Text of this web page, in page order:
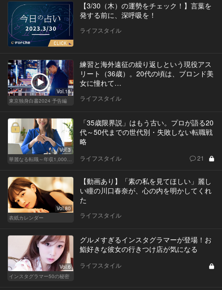
【3/30（木）の運勢をチェック！】言葉を
発する前に、深呼吸を！
ライフスタイル
Vol.15
東京独身白書2024 予告編
練習と海外遠征の繰り返しという現役アス
リート（36歳）。20代の頃は、ブロンド美
女に憧れて…
ライフスタイル
Vol.3
華麗なる転職～年収1,000万超の道～
「35歳限界説」はもう古い。プロが語る20
代～50代までの世代別・失敗しない転職戦
略
ライフスタイル 21
Vol.80
表紙カレンダー
【動画あり】「素の私を見てほしい」麗し
い瞳の川口春奈が、心の内を明かしてくれ
た
ライフスタイル
Vol.6
インスタグラマー50の秘密
グルメすぎるインスタグラマーが登場！お
鮨好きな彼女の行きつけ店が気になる
ライフスタイル